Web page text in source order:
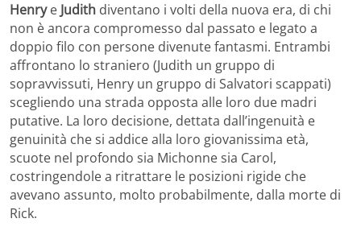
Henrye Judith diventano i volti della nuova era, di chi
non è ancora compromesso dal passato e legato a
doppio filo con persone divenute fantasmi. Entrambi
affrontano lo straniero (Judith un gruppo di
sopravvissuti, Henry un gruppo di Salvatori scappati)
scegliendo una strada opposta alle loro due madri
putative. La loro decisione, dettata dall’ingenuità e
genuinità che si addice alla loro giovanissima età,
scuote nel profondo sia Michonne sia Carol,
costringendole a ritrattare le posizioni rigide che
avevano assunto, molto probabilmente, dalla morte di
Rick.